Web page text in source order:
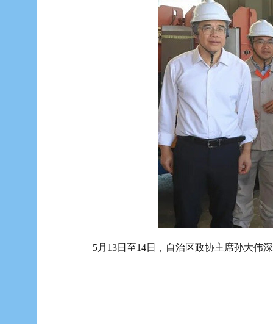
5月13日至14日，自治区政协主席孙大伟